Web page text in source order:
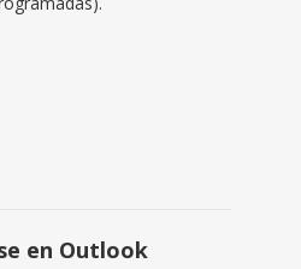
en Outlook